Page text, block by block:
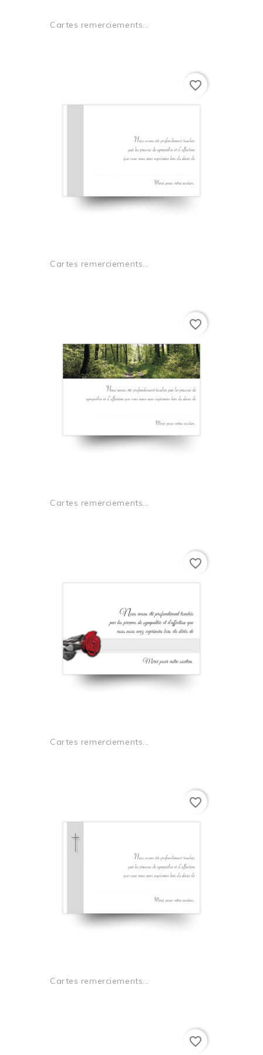
Cartes remerciements...
Cartes remerciements...
favorite_border
Cartes remerciements...
favorite_border
Cartes remerciements...
favorite_border
Cartes remerciements...
favorite_border
favorite_border